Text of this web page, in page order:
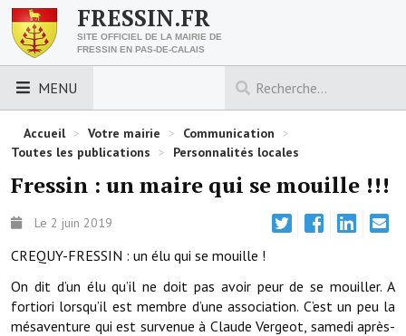
FRESSIN.FR
SITE OFFICIEL DE LA MAIRIE DE
FRESSIN EN PAS-DE-CALAIS
MENU
LES ESSENTIELS
Découvrez Fressin
Urbanisme
Nous contacter
Horaires de la mairie
Accueil > Votre mairie > Communication >
Toutes les publications > Personnalités locales
Fressin : un maire qui se mouille !!!
Le 2 juin 2019
CREQUY-FRESSIN : un élu qui se mouille !
On dit d’un élu qu’il ne doit pas avoir peur de se mouiller. A
fortiori lorsqu’il est membre d’une association. C’est un peu la
mésaventure qui est survenue à Claude Vergeot, samedi après-